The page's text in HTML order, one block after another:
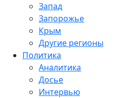
Запад
Запорожье
Крым
Другие регионы
Политика
Аналитика
Досье
Интервью